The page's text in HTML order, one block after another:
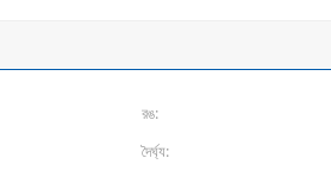
রঙ:
দৈর্ঘ্য: